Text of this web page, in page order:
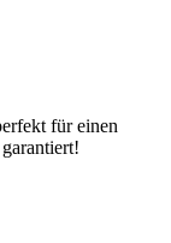
für einen